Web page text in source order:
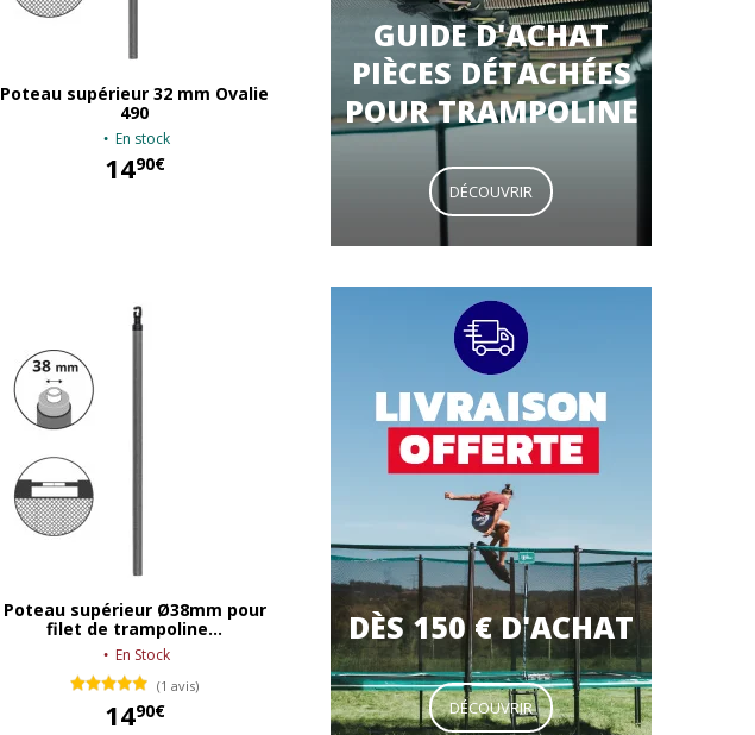
Poteau supérieur 32 mm Ovalie
490
En stock
1490€
GUIDE D'ACHAT
PIÈCES DÉTACHÉES
POUR TRAMPOLINE
DÉCOUVRIR
Poteau supérieur Ø38mm pour
filet de trampoline...
En Stock
(1 avis)
1490€
DÈS 150 € D'ACHAT
DÉCOUVRIR